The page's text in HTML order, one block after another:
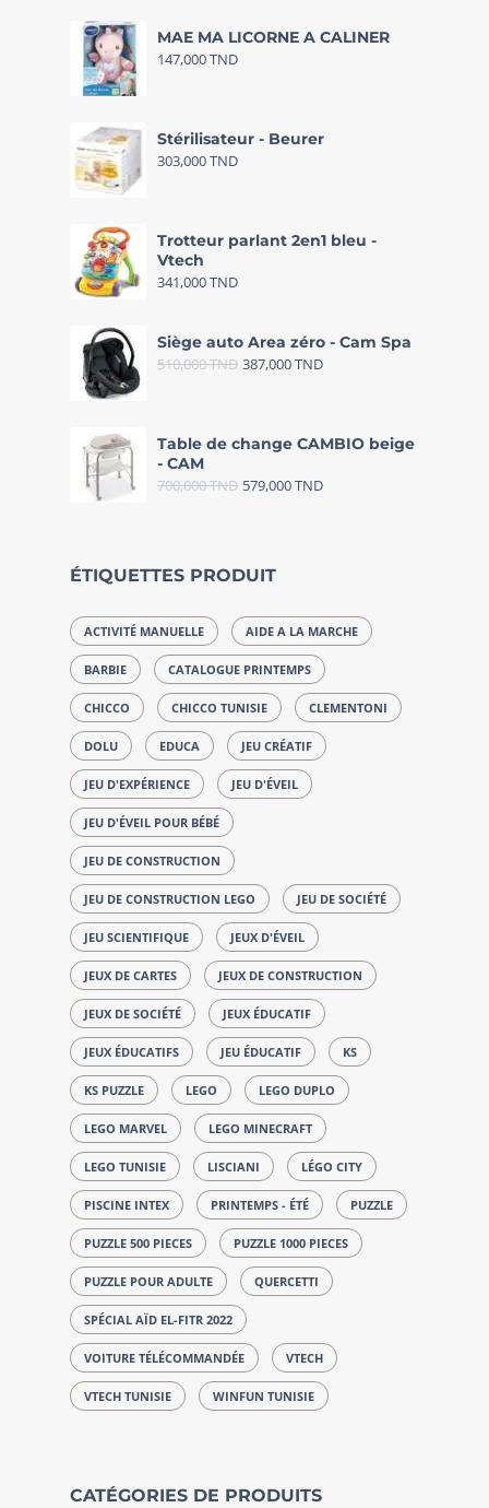
MAE MA LICORNE A CALINER
147,000TND
Stérilisateur - Beurer
303,000TND
Trotteur parlant 2en1 bleu -
Vtech
341,000TND
Siège auto Area zéro - Cam Spa
510,000TND 387,000TND
Table de change CAMBIO beige
- CAM
700,000TND 579,000TND
ÉTIQUETTES PRODUIT
ACTIVITÉ MANUELLE AIDE A LA MARCHE
BARBIE CATALOGUE PRINTEMPS
CHICCO CHICCO TUNISIE CLEMENTONI
DOLU EDUCA JEU CRÉATIF
JEU D'EXPÉRIENCE JEU D'ÉVEIL
JEU D'ÉVEIL POUR BÉBÉ
JEU DE CONSTRUCTION
JEU DE CONSTRUCTION LEGO JEU DE SOCIÉTÉ
JEU SCIENTIFIQUE JEUX D'ÉVEIL
JEUX DE CARTES JEUX DE CONSTRUCTION
JEUX DE SOCIÉTÉ JEUX ÉDUCATIF
JEUX ÉDUCATIFS JEU ÉDUCATIF KS
KS PUZZLE LEGO LEGO DUPLO
LEGO MARVEL LEGO MINECRAFT
LEGO TUNISIE LISCIANI LÉGO CITY
PISCINE INTEX PRINTEMPS - ÉTÉ PUZZLE
PUZZLE 500 PIECES PUZZLE 1000 PIECES
PUZZLE POUR ADULTE QUERCETTI
SPÉCIAL AÏD EL-FITR 2022
VOITURE TÉLÉCOMMANDÉE VTECH
VTECH TUNISIE WINFUN TUNISIE
CATÉGORIES DE PRODUITS